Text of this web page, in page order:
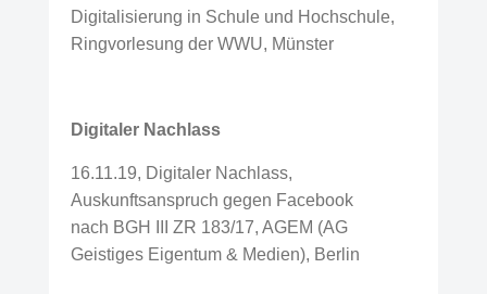
Digitalisierung in Schule und Hochschule,
Ringvorlesung der WWU, Münster
Digitaler Nachlass
16.11.19, Digitaler Nachlass,
Auskunftsanspruch gegen Facebook
nach BGH III ZR 183/17, AGEM (AG
Geistiges Eigentum & Medien), Berlin